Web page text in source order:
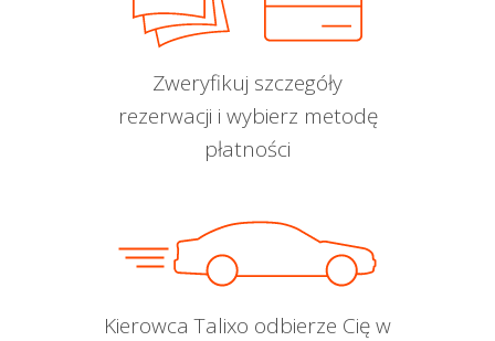
Zweryfikuj szczegóły
rezerwacji i wybierz metodę
płatności
Kierowca Talixo odbierze Cię w